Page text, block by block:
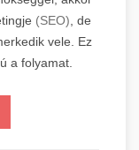
(SEO) , de
vele. Ez
a folyamat.